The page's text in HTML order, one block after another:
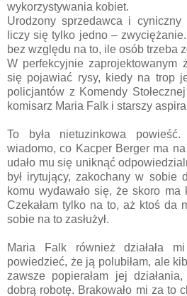
wykorzystywania kobiet.
Urodzony sprzedawca i cyniczny
liczy się tylko jedno –
bez względu na to, ile osób trzeba
W perfekcyjnie zaprojektowanym
się pojawiać rysy, kiedy na trop
policjantów z Komendy
komisarz Maria Falk i starszy
To była nietuzinkowa
wiadomo, co Kacper Berger ma
udało mu się uniknąć
był irytujący, zakochany w sobie
komu wydawało się, że skoro ma
Czekałam tylko na to, aż ktoś da
sobie na to zasłużył.
Maria Falk również działała
powiedzieć, że ją polubiłam, ale
zawsze popierałam jej
dobrą robotę. Brakowało mi za to